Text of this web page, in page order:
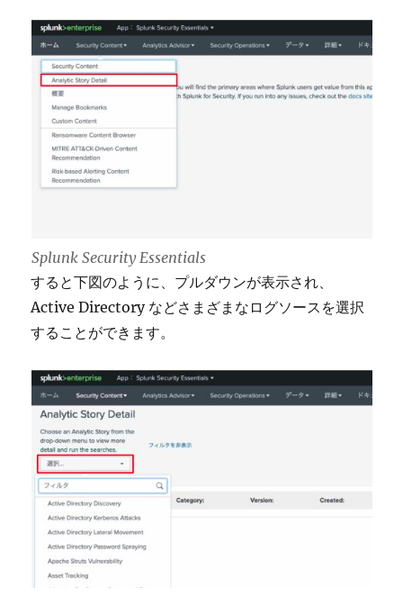
Splunk Security Essentials
すると下図のように、プルダウンが表示され、
Active Directory などさまざまなログソースを選択
することができます。